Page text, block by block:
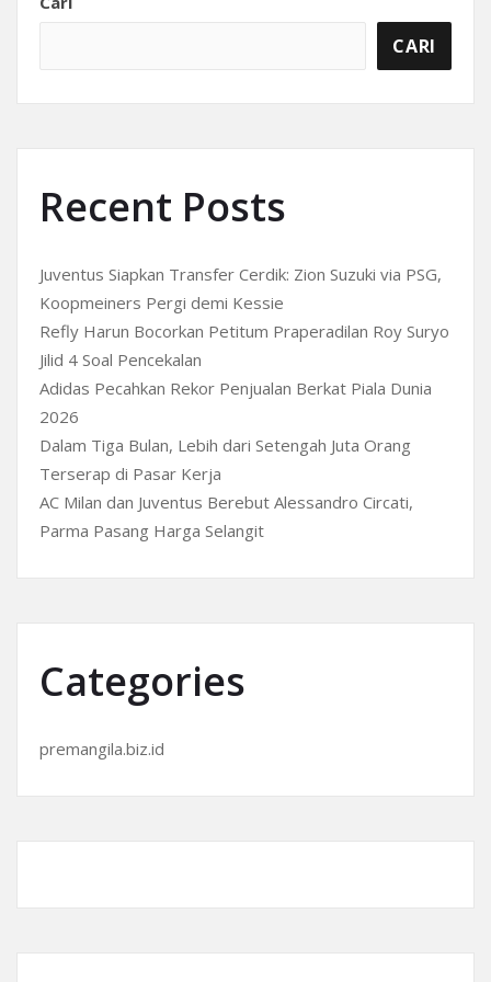
CARI
Recent Posts
Juventus Siapkan Transfer Cerdik: Zion Suzuki via PSG,
Koopmeiners Pergi demi Kessie
Refly Harun Bocorkan Petitum Praperadilan Roy Suryo
Jilid 4 Soal Pencekalan
Adidas Pecahkan Rekor Penjualan Berkat Piala Dunia
2026
Dalam Tiga Bulan, Lebih dari Setengah Juta Orang
Terserap di Pasar Kerja
AC Milan dan Juventus Berebut Alessandro Circati,
Parma Pasang Harga Selangit
Categories
premangila.biz.id